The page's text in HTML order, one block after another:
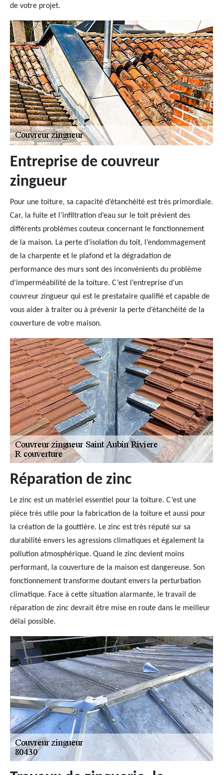
de votre projet.
Entreprise de couvreur
zingueur
Pour une toiture, sa capacité d’étanchéité est très primordiale.
Car, la fuite et l’infiltration d’eau sur le toit prévient des
différents problèmes couteux concernant le fonctionnement
de la maison. La perte d’isolation du toit, l’endommagement
de la charpente et le plafond et la dégradation de
performance des murs sont des inconvénients du problème
d’imperméabilité de la toiture. C’est l’entreprise d’un
couvreur zingueur qui est le prestataire qualifié et capable de
vous aider à traiter ou à prévenir la perte d’étanchéité de la
couverture de votre maison.
Réparation de zinc
Le zinc est un matériel essentiel pour la toiture. C’est une
pièce très utile pour la fabrication de la toiture et aussi pour
la création de la gouttière. Le zinc est très réputé sur sa
durabilité envers les agressions climatiques et également la
pollution atmosphérique. Quand le zinc devient moins
performant, la couverture de la maison est dangereuse. Son
fonctionnement transforme doutant envers la perturbation
climatique. Face à cette situation alarmante, le travail de
réparation de zinc devrait être mise en route dans le meilleur
délai possible.